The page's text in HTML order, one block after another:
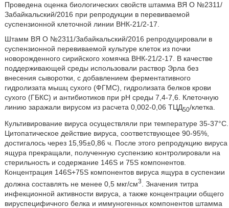
Проведена оценка биологических свойств штамма ВЯ О №2311/
Забайкальский/2016 при репродукции в перевиваемой
суспензионной клеточной линии ВНК-21/2-17.
Штамм ВЯ О №2311/Забайкальский/2016 репродуцировали в
суспензионной перевиваемой культуре клеток из почки
новорожденного сирийского хомячка ВНК-21/2-17. В качестве
поддерживающей среды использовали раствор Эрла без
внесения сыворотки, с добавлением ферментативного
гидролизата мышц сухого (ФГМС), гидролизата белков крови
сухого (ГБКС) и антибиотиков при рН среды 7,4-7,6. Клеточную
линию заражали вирусом из расчета 0,002-0,06 ТЦД50/клетка.
Культивирование вируса осуществляли при температуре 35-37°С.
Цитопатическое действие вируса, соответствующее 90-95%,
достигалось через 15,95±0,86 ч. После этого репродукцию вируса
ящура прекращали, полученную суспензию контролировали на
стерильность и содержание 146S и 75S компонентов.
Концентрация 146S+75S компонентов вируса ящура в суспензии
должна составлять не менее 0,5 мкг/см3
. Значения титра
инфекционной активности вируса, а также концентрации общего
вируспецифичного белка и иммуногенных компонентов штамма